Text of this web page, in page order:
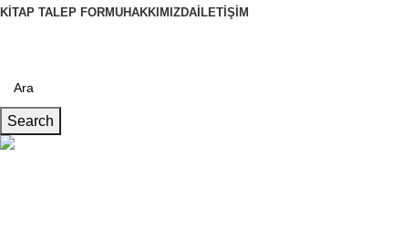
KITAP TALEP FORMUHAKKIMIZDA İLETIŞIM
Search